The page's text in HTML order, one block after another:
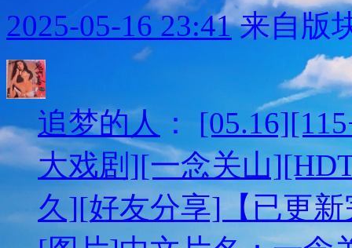
2025-05-16 23:41来自版
追梦的人 ：
大戏剧][一念关山
久][好友分享]【已更新